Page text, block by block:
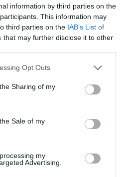
information by third parties on the
This information may
third parties on the IAB’s List of
that may further disclose it to other
Opt Outs
Sharing of my
Sale of my
my
Advertising.